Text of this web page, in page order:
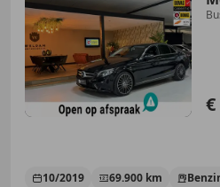
€
10/2019 69.900 km